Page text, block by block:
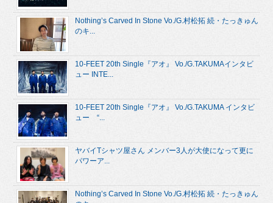
Nothing’s Carved In Stone Vo./G.村松拓 続・たっきゅん
のキ...
10-FEET 20th Single『アオ』 Vo./G.TAKUMAインタビ
ュー INTE...
10-FEET 20th Single『アオ』 Vo./G.TAKUMA インタビ
ュー “...
ヤバイTシャツ屋さん メンバー3人が大使になって更に
パワーア...
Nothing’s Carved In Stone Vo./G.村松拓 続・たっきゅん